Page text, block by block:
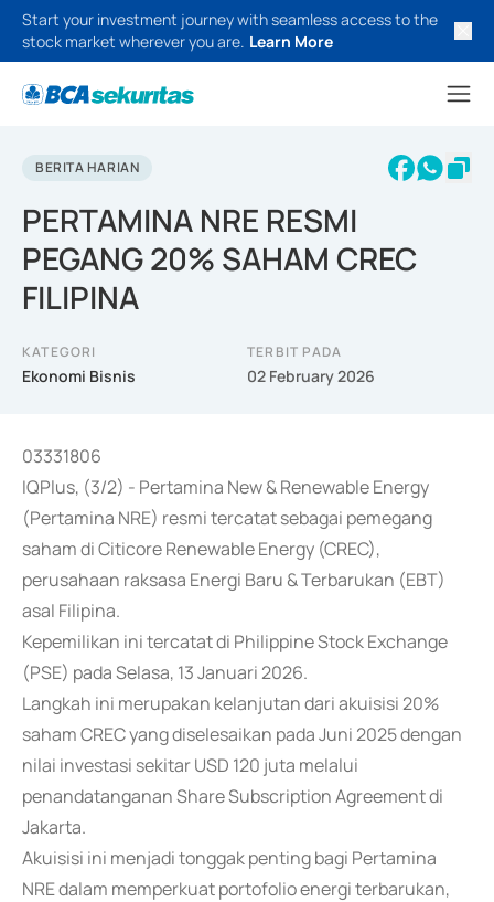
Start your investment journey with seamless access to the
stock market wherever you are. Learn More
BERITA HARIAN
PERTAMINA NRE RESMI
PEGANG 20% SAHAM CREC
FILIPINA
KATEGORI
Ekonomi Bisnis
TERBIT PADA
02 February 2026
03331806
IQPlus, (3/2) - Pertamina New & Renewable Energy
(Pertamina NRE) resmi tercatat sebagai pemegang
saham di Citicore Renewable Energy (CREC),
perusahaan raksasa Energi Baru & Terbarukan (EBT)
asal Filipina.
Kepemilikan ini tercatat di Philippine Stock Exchange
(PSE) pada Selasa, 13 Januari 2026.
Langkah ini merupakan kelanjutan dari akuisisi 20%
saham CREC yang diselesaikan pada Juni 2025 dengan
nilai investasi sekitar USD 120 juta melalui
penandatanganan Share Subscription Agreement di
Jakarta.
Akuisisi ini menjadi tonggak penting bagi Pertamina
NRE dalam memperkuat portofolio energi terbarukan,